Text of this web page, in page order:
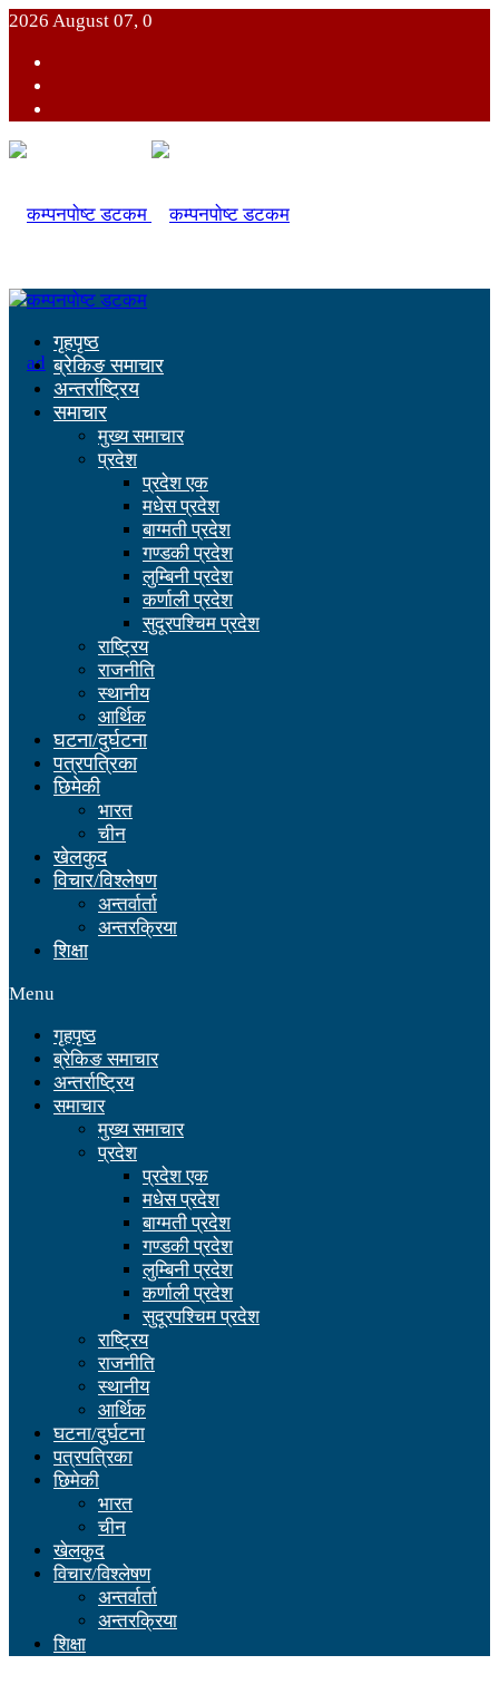
2026 August 07, 0
गृहपृष्ठ
ब्रेकिङ समाचार
अन्तर्राष्ट्रिय
समाचार
मुख्य समाचार
प्रदेश
प्रदेश एक
मधेस प्रदेश
बाग्मती प्रदेश
गण्डकी प्रदेश
लुम्बिनी प्रदेश
कर्णाली प्रदेश
सुदूरपश्चिम प्रदेश
राष्ट्रिय
राजनीति
स्थानीय
आर्थिक
घटना/दुर्घटना
पत्रपत्रिका
छिमेकी
भारत
चीन
खेलकुद
विचार/विश्लेषण
अन्तर्वार्ता
अन्तरक्रिया
शिक्षा
Menu
गृहपृष्ठ
ब्रेकिङ समाचार
अन्तर्राष्ट्रिय
समाचार
मुख्य समाचार
प्रदेश
प्रदेश एक
मधेस प्रदेश
बाग्मती प्रदेश
गण्डकी प्रदेश
लुम्बिनी प्रदेश
कर्णाली प्रदेश
सुदूरपश्चिम प्रदेश
राष्ट्रिय
राजनीति
स्थानीय
आर्थिक
घटना/दुर्घटना
पत्रपत्रिका
छिमेकी
भारत
चीन
खेलकुद
विचार/विश्लेषण
अन्तर्वार्ता
अन्तरक्रिया
शिक्षा